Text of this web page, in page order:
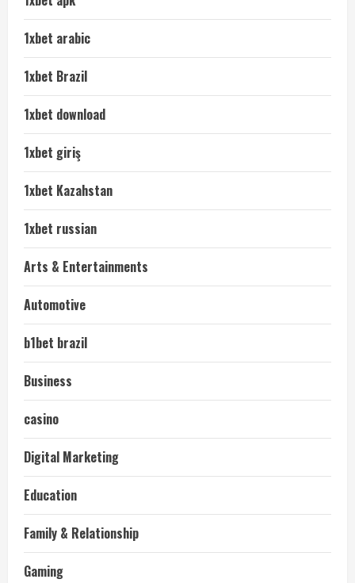
1xbet arabic
1xbet Brazil
1xbet download
1xbet giriş
1xbet Kazahstan
1xbet russian
Arts & Entertainments
Automotive
b1bet brazil
Business
casino
Digital Marketing
Education
Family & Relationship
Gaming